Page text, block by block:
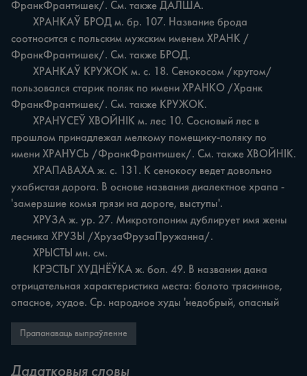
ФранкФрантишек/. См. также ДАЛША.
соотносится с польским мужским именем ХРАНК /
ФранкФрантишек/. См. также БРОД.
пользовался старик поляк по имени ХРАНКО /Хранк
ФранкФрантишек/. См. также КРУЖОК.
прошлом принадлежал мелкому помещику-поляку по
имени ХРАНУСЬ /ФранкФрантишек/. См. также ХВОЙНІК.
ухабистая дорога. В основе названия диалектное храпа -
'замерзшие комья грязи на дороге, выступы'.
лесника ХРУЗЫ /ХрузаФрузаПружанна/.
отрицательная характеристика места: болото трясинное,
опасное, худое. Ср. народное худы 'недобрый, опасный
Прапанаваць выпраўленне
Дадатковыя словы